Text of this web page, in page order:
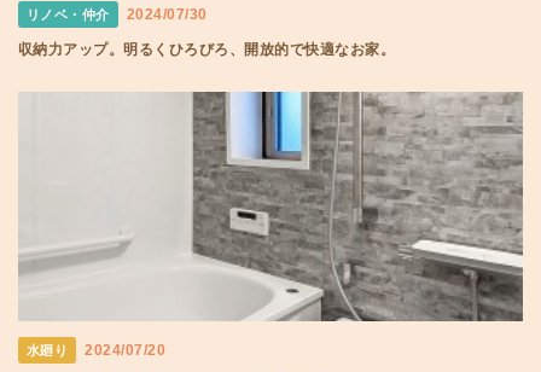
リノベ・仲介 2024/07/30
収納力アップ。明るくひろびろ、開放的で快適なお家。
水廻り 2024/07/20